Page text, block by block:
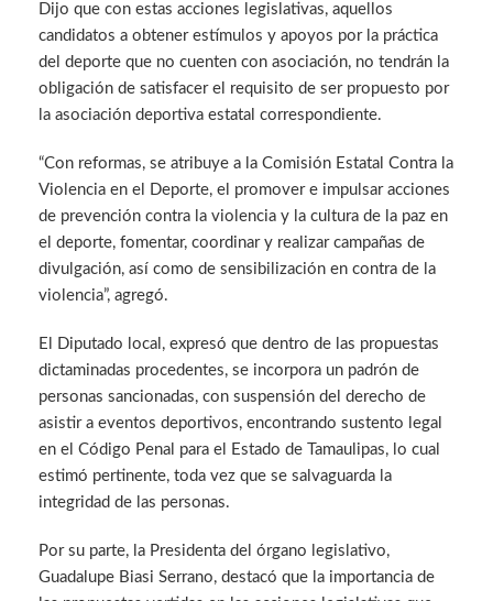
Dijo que con estas acciones legislativas, aquellos
candidatos a obtener estímulos y apoyos por la práctica
del deporte que no cuenten con asociación, no tendrán la
obligación de satisfacer el requisito de ser propuesto por
la asociación deportiva estatal correspondiente.
“Con reformas, se atribuye a la Comisión Estatal Contra la
Violencia en el Deporte, el promover e impulsar acciones
de prevención contra la violencia y la cultura de la paz en
el deporte, fomentar, coordinar y realizar campañas de
divulgación, así como de sensibilización en contra de la
violencia”, agregó.
El Diputado local, expresó que dentro de las propuestas
dictaminadas procedentes, se incorpora un padrón de
personas sancionadas, con suspensión del derecho de
asistir a eventos deportivos, encontrando sustento legal
en el Código Penal para el Estado de Tamaulipas, lo cual
estimó pertinente, toda vez que se salvaguarda la
integridad de las personas.
Por su parte, la Presidenta del órgano legislativo,
Guadalupe Biasi Serrano, destacó que la importancia de